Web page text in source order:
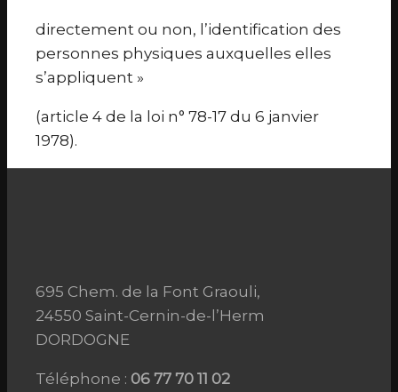
directement ou non, l’identification des
personnes physiques auxquelles elles
s’appliquent »
(article 4 de la loi n° 78-17 du 6 janvier
1978).
695 Chem. de la Font Graouli,
24550 Saint-Cernin-de-l’Herm
DORDOGNE
Téléphone : 06 77 70 11 02